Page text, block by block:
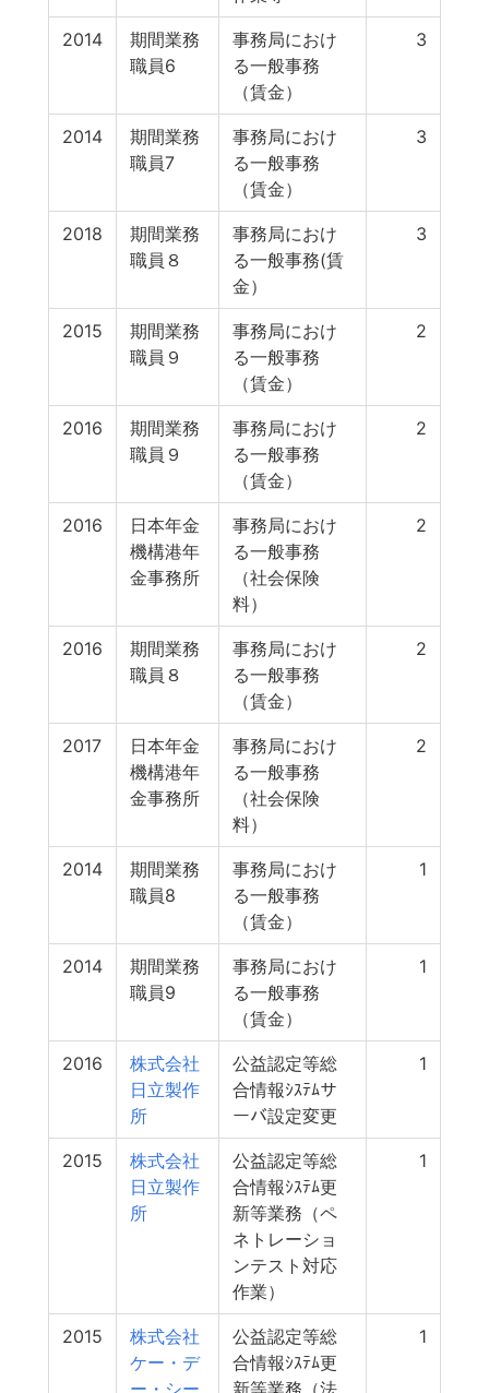
2014
期間業務
職員6
事務局におけ
る一般事務
（賃金）
3
2014
期間業務
職員7
事務局におけ
る一般事務
（賃金）
3
2018
期間業務
職員８
事務局におけ
る一般事務(賃
金）
3
2015
期間業務
職員９
事務局におけ
る一般事務
（賃金）
2
2016
期間業務
職員９
事務局におけ
る一般事務
（賃金）
2
2016
日本年金
機構港年
金事務所
事務局におけ
る一般事務
（社会保険
料）
2
2016
期間業務
職員８
事務局におけ
る一般事務
（賃金）
2
2017
日本年金
機構港年
金事務所
事務局におけ
る一般事務
（社会保険
料）
2
2014
期間業務
職員8
事務局におけ
る一般事務
（賃金）
1
2014
期間業務
職員9
事務局におけ
る一般事務
（賃金）
1
2016
株式会社
日立製作
所
公益認定等総
合情報ｼｽﾃﾑサ
ーバ設定変更
1
2015
株式会社
日立製作
所
公益認定等総
合情報ｼｽﾃﾑ更
新等業務（ペ
ネトレーショ
ンテスト対応
作業）
1
2015
株式会社
ケー・デ
ー・シー
公益認定等総
合情報ｼｽﾃﾑ更
新等業務（法
1